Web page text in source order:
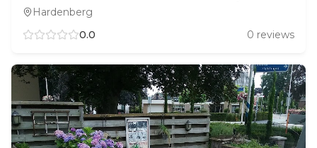
Hardenberg
0.0 0 reviews